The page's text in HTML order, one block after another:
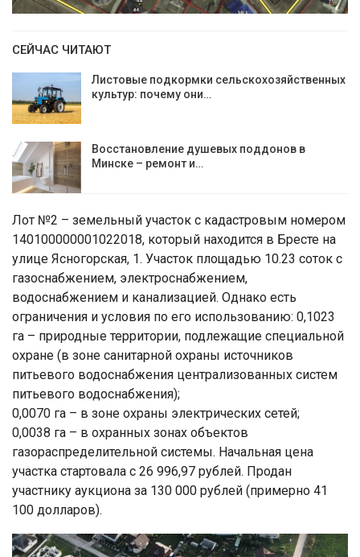
СЕЙЧАС ЧИТАЮТ
Листовые подкормки сельскохозяйственных
культур: почему они…
Восстановление душевых поддонов в
Минске – ремонт и…
Лот №2 – земельный участок с кадастровым номером
140100000001022018, который находится в Бресте на
улице Ясногорская, 1. Участок площадью 10.23 соток с
газоснабжением, электроснабжением,
водоснабжением и канализацией. Однако есть
ограничения и условия по его использованию: 0,1023
га – природные территории, подлежащие специальной
охране (в зоне санитарной охраны источников
питьевого водоснабжения централизованных систем
питьевого водоснабжения);
0,0070 га – в зоне охраны электрических сетей;
0,0038 га – в охранных зонах объектов
газораспределительной системы. Начальная цена
участка стартовала с 26 996,97 рублей. Продан
участнику аукциона за 130 000 рублей (примерно 41
100 долларов).